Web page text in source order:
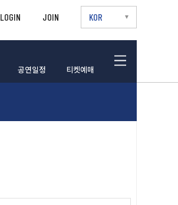
LOGIN JOIN KOR
공연일정 티켓예매